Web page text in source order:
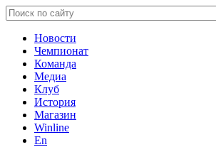
Новости
Чемпионат
Команда
Медиа
Клуб
История
Магазин
Winline
En